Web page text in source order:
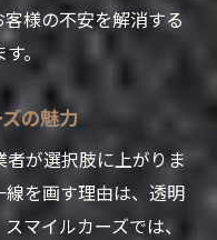
の事前準備
活用する方法
を知る
ント
ついて
実現する車買取の
様の不安を解消する
。
の魅力
が選択肢に上がりま
を画す理由は、透明
マイルカーズでは、